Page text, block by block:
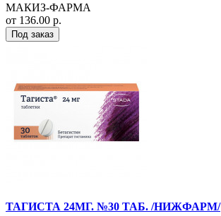
МАКИЗ-ФАРМА
от 136.00 р.
Под заказ
ТАГИСТА 24МГ. №30 ТАБ. /НИЖФАРМ/